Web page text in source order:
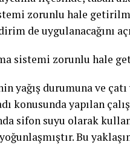
zorunlu hale
de uygulanacağını
sistemi zorunlu hale
yağış durumuna ve çatı
konusunda yapılan
sifon suyu olarak
Bu